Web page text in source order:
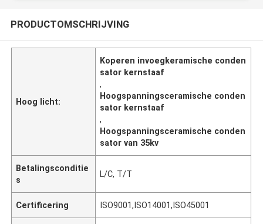
PRODUCTOMSCHRIJVING
Hoog licht:
Koperen invoegkeramische conden
sator kernstaaf
,
Hoogspanningsceramische conden
sator kernstaaf
,
Hoogspanningsceramische conden
sator van 35kv
Betalingsconditie
s
L/C, T/T
Certificering ISO9001,ISO14001,ISO45001